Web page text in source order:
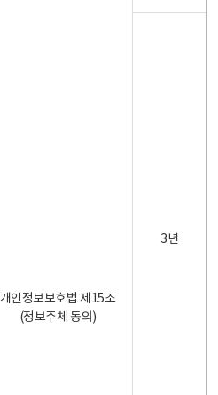
개인정보보호법 제15조
(정보주체 동의)
3년